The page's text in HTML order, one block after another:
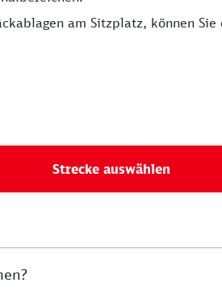
am Sitzplatz, können
Strecke auswählen